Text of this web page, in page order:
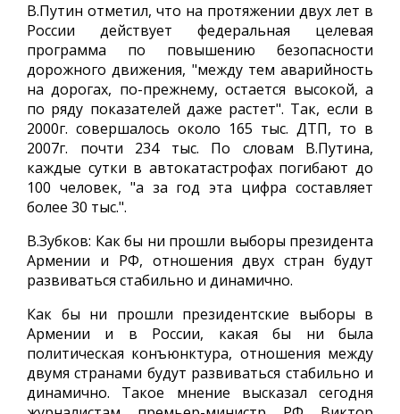
В.Путин отметил, что на протяжении двух лет в
России действует федеральная целевая
программа по повышению безопасности
дорожного движения, "между тем аварийность
на дорогах, по-прежнему, остается высокой, а
по ряду показателей даже растет". Так, если в
2000г. совершалось около 165 тыс. ДТП, то в
2007г. почти 234 тыс. По словам В.Путина,
каждые сутки в автокатастрофах погибают до
100 человек, "а за год эта цифра составляет
более 30 тыс.".
В.Зубков: Как бы ни прошли выборы президента
Армении и РФ, отношения двух стран будут
развиваться стабильно и динамично.
Как бы ни прошли президентские выборы в
Армении и в России, какая бы ни была
политическая конъюнктура, отношения между
двумя странами будут развиваться стабильно и
динамично. Такое мнение высказал сегодня